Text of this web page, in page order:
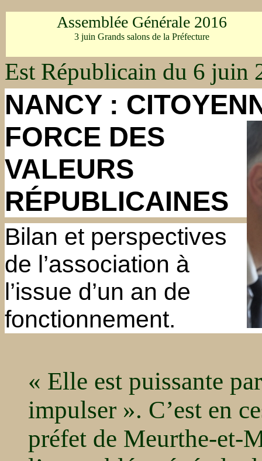
Assemblée Générale 2016
3 juin Grands salons de la Préfecture
Est Républicain du 6 juin
NANCY :
FORCE DES
VALEURS
RÉPUBLICAINES
Bilan et perspectives
de l’association à
l’issue d’un an de
fonctionnement.
« Elle est puissante
impulser ». C’est en
préfet de Meurthe-et-